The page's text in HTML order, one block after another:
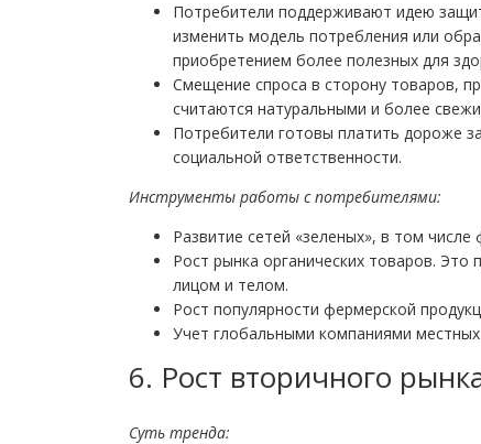
Потребители поддерживают идею
изменить модель потребления или
приобретением более полезных для
Смещение спроса в сторону товаров,
считаются натуральными и более
Потребители готовы платить дороже
социальной ответственности.
Инструменты работы с потребителями:
Развитие сетей «зеленых», в том числе
Рост рынка органических товаров. Это
лицом и телом.
Рост популярности фермерской
Учет глобальными компаниями
6. Рост вторичного
Суть тренда: